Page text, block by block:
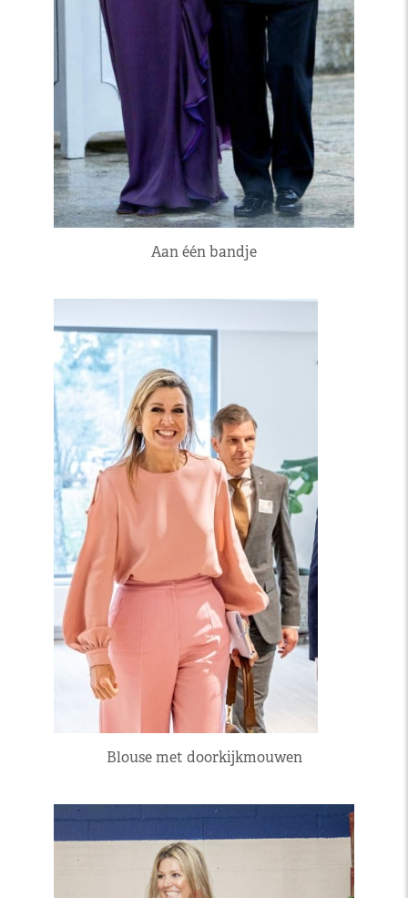
Aan één bandje
Blouse met doorkijkmouwen